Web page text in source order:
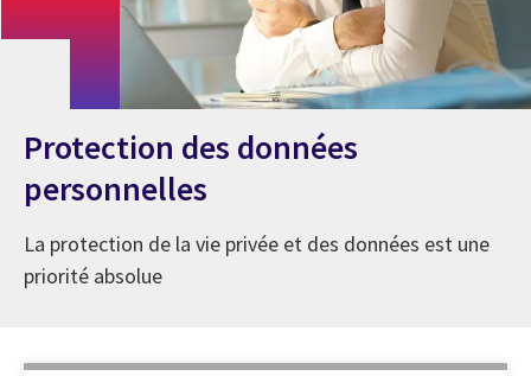
Protection des données
personnelles
La protection de la vie privée et des données est une
priorité absolue